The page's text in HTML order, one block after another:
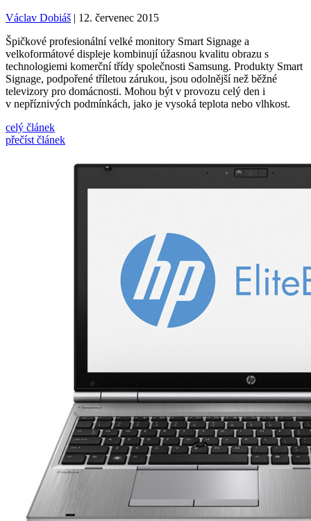
Václav Dobiáš | 12. červenec 2015
Špičkové profesionální velké monitory Smart Signage a
velkoformátové displeje kombinují úžasnou kvalitu obrazu s
technologiemi komerční třídy společnosti Samsung. Produkty Smart
Signage, podpořené tříletou zárukou, jsou odolnější než běžné
televizory pro domácnosti. Mohou být v provozu celý den i
v nepříznivých podmínkách, jako je vysoká teplota nebo vlhkost.
celý článek
přečíst článek